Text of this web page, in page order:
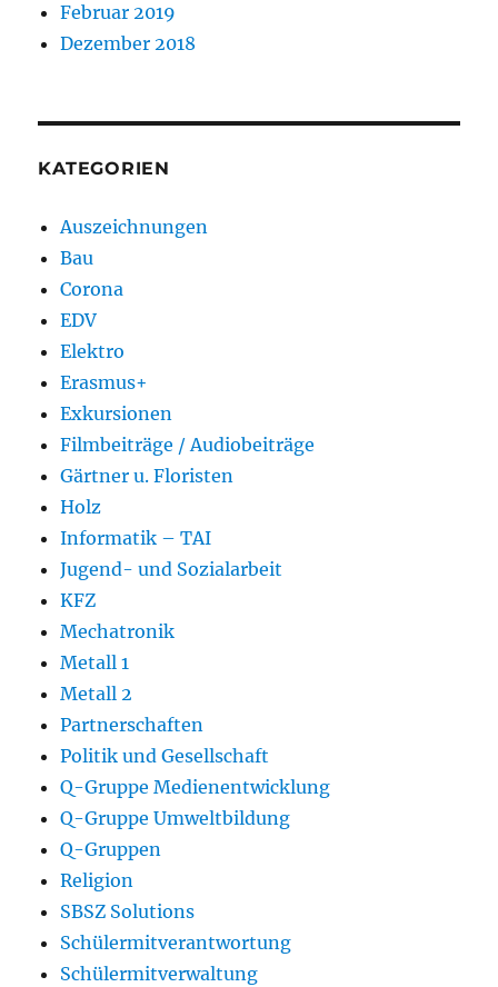
Februar 2019
Dezember 2018
KATEGORIEN
Auszeichnungen
Bau
Corona
EDV
Elektro
Erasmus+
Exkursionen
Filmbeiträge / Audiobeiträge
Gärtner u. Floristen
Holz
Informatik – TAI
Jugend- und Sozialarbeit
KFZ
Mechatronik
Metall 1
Metall 2
Partnerschaften
Politik und Gesellschaft
Q-Gruppe Medienentwicklung
Q-Gruppe Umweltbildung
Q-Gruppen
Religion
SBSZ Solutions
Schülermitverantwortung
Schülermitverwaltung